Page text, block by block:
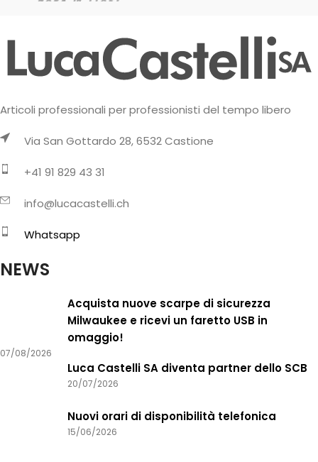
Articoli professionali per professionisti del tempo libero
Via San Gottardo 28, 6532 Castione
+41 91 829 43 31
info@lucacastelli.ch
Whatsapp
NEWS
Acquista nuove scarpe di sicurezza
Milwaukee e ricevi un faretto USB in
omaggio!
07/08/2026
Luca Castelli SA diventa partner dello SCB
20/07/2026
Nuovi orari di disponibilità telefonica
15/06/2026